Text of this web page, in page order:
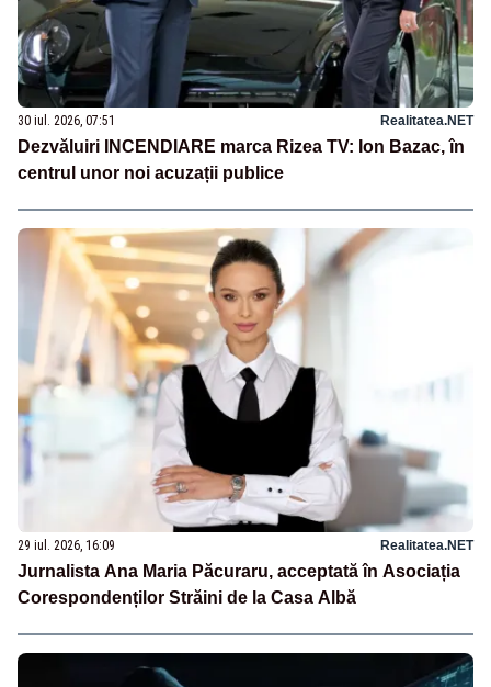
30 iul. 2026, 07:51 Realitatea.NET
Dezvăluiri INCENDIARE marca Rizea TV: Ion Bazac, în
centrul unor noi acuzații publice
29 iul. 2026, 16:09 Realitatea.NET
Jurnalista Ana Maria Păcuraru, acceptată în Asociația
Corespondenților Străini de la Casa Albă